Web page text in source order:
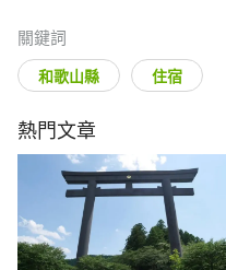
關鍵詞
和歌山縣 住宿
熱門文章